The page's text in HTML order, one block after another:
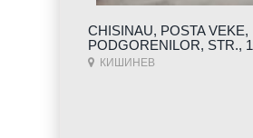
CHISINAU, POSTA VEKE,
PODGORENILOR, STR., 1
КИШИНЕВ